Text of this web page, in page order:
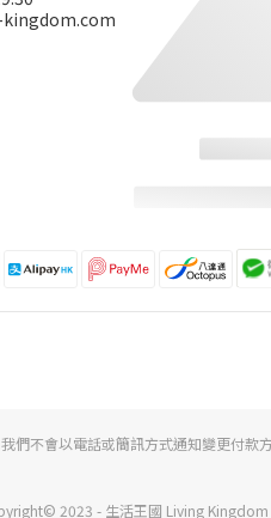
kingdom.com
們不會以電話或簡訊方式通知變更付款
2023 - 生活王國 Living Kingdom